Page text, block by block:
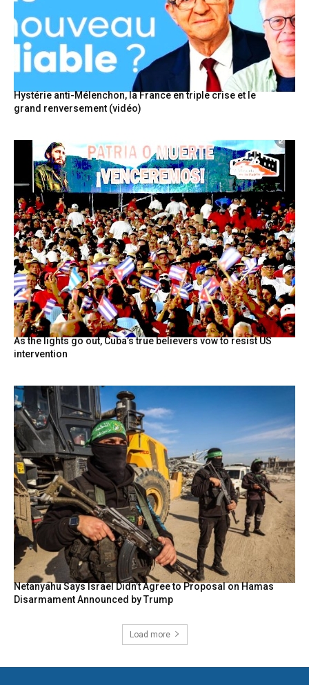
Hystérie anti-Mélenchon, la France en triple crise et le
grand renversement (vidéo)
As the lights go out, Cuba’s true believers vow to resist US
intervention
Netanyahu Says Israel Didn’t Agree to Proposal on Hamas
Disarmament Announced by Trump
Load more